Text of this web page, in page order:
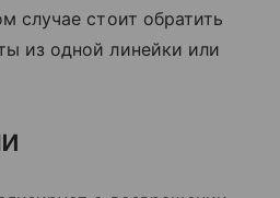
случае стоит обратить
из одной линейки или